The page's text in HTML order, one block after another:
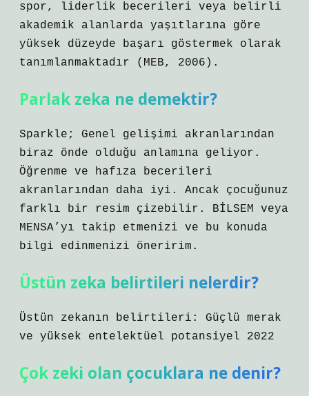
spor, liderlik becerileri veya belirli
akademik alanlarda yaşıtlarına göre
yüksek düzeyde başarı göstermek olarak
tanımlanmaktadır (MEB, 2006).
Parlak zeka ne demektir?
Sparkle; Genel gelişimi akranlarından
biraz önde olduğu anlamına geliyor.
Öğrenme ve hafıza becerileri
akranlarından daha iyi. Ancak çocuğunuz
farklı bir resim çizebilir. BİLSEM veya
MENSA’yı takip etmenizi ve bu konuda
bilgi edinmenizi öneririm.
Üstün zeka belirtileri nelerdir?
Üstün zekanın belirtileri: Güçlü merak
ve yüksek entelektüel potansiyel 2022
Çok zeki olan çocuklara ne denir?